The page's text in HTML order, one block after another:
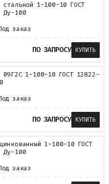
заказ
стальной 1-100-10 ГОСТ
Ду-100
ПО ЗАПРОСУ КУПИТЬ
заказ
09Г2С 1-100-10 ГОСТ 12822-
ПО ЗАПРОСУ КУПИТЬ
заказ
1-100-10 ГОСТ
Ду-100